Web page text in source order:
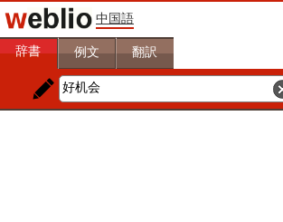
中国語
辞書 例文 翻訳